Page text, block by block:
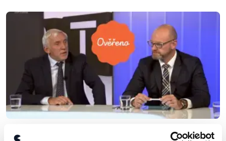
OVĚŘENO